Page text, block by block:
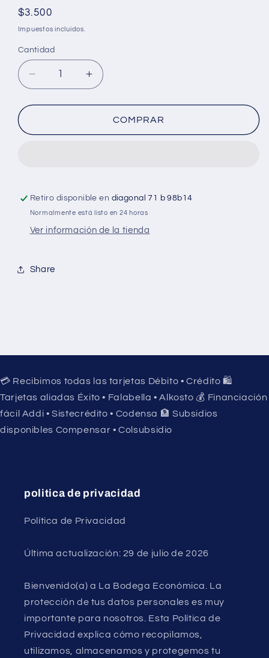
Precio
habitual
$3.500
Impuestos incluidos.
Cantidad
Cantidad
Reducir
cantidad
para
líquida
Color
Plateado
Aumentar
cantidad
para
Escarcha
líquida
Color
Plateado
COMPRAR
Retiro disponible en diagonal 71 b 98b14
Normalmente está listo en 24 horas
Ver información de la tienda
Share
💳 Recibimos todas las tarjetas Débito • Crédito 🛍️
Tarjetas aliadas Éxito • Falabella • Alkosto 💰 Financiación
fácil Addi • Sistecrédito • Codensa 🏦 Subsidios
disponibles Compensar • Colsubsidio
politica de privacidad
Política de Privacidad
Última actualización: 29 de julio de 2026
Bienvenido(a) a La Bodega Económica. La
protección de tus datos personales es muy
importante para nosotros. Esta Política de
Privacidad explica cómo recopilamos,
utilizamos, almacenamos y protegemos tu